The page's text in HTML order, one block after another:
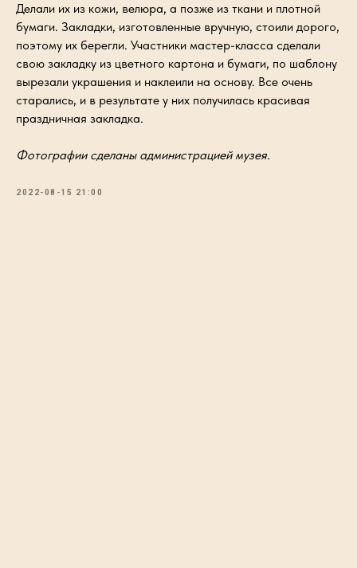
Делали их из кожи, велюра, а позже из ткани и плотной
бумаги. Закладки, изготовленные вручную, стоили дорого,
поэтому их берегли. Участники мастер-класса сделали
свою закладку из цветного картона и бумаги, по шаблону
вырезали украшения и наклеили на основу. Все очень
старались, и в результате у них получилась красивая
праздничная закладка.
Фотографии сделаны администрацией музея.
2022-08-15 21:00